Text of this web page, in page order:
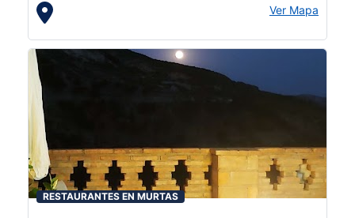
Ver Mapa
RESTAURANTES EN MURTAS